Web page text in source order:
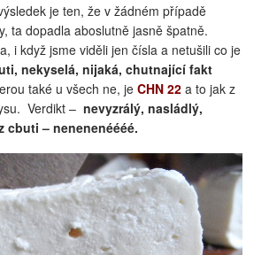
je ten, že v žádném případě
ta dopadla aboslutně jasně špatně.
i když jsme viděli jen čísla a netušili co je
nekyselá, nijaká, chutnající fakt
také u všech ne, je CHN 22 a to jak z
Verdikt – nevyzrálý, nasládlý,
cbuti – nenenenéééé.